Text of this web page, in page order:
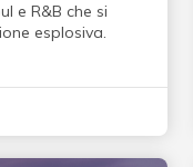
e R&B che si
esplosiva.